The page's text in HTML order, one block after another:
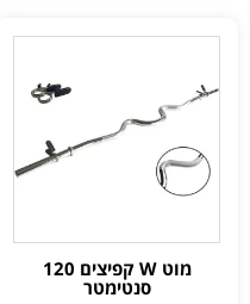
מוט W קפיצים 120
סנטימטר